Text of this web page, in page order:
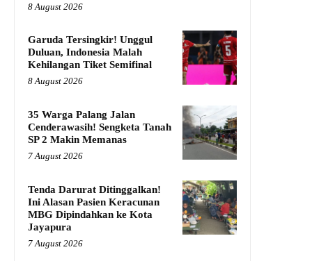
8 August 2026
Garuda Tersingkir! Unggul
Duluan, Indonesia Malah
Kehilangan Tiket Semifinal
8 August 2026
35 Warga Palang Jalan
Cenderawasih! Sengketa Tanah
SP 2 Makin Memanas
7 August 2026
Tenda Darurat Ditinggalkan!
Ini Alasan Pasien Keracunan
MBG Dipindahkan ke Kota
Jayapura
7 August 2026